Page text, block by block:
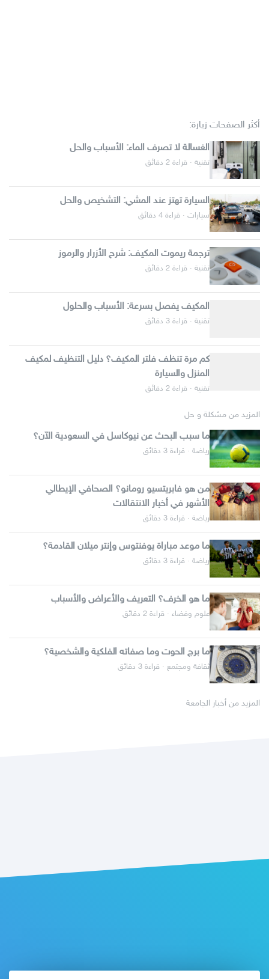
أكثر الصفحات زيارة:
الغسالة لا تصرف الماء: الأسباب والحل
تقنية · قراءة 2 دقائق
السيارة تهتز عند المشي: التشخيص والحل
سيارات · قراءة 4 دقائق
ترجمة ريموت المكيف: شرح الأزرار والرموز
تقنية · قراءة 2 دقائق
المكيف يفصل بسرعة: الأسباب والحلول
تقنية · قراءة 3 دقائق
كم مرة تنظف فلتر المكيف؟ دليل التنظيف لمكيف
المنزل والسيارة
تقنية · قراءة 2 دقائق
المزيد من مشكلة و حل
ما سبب البحث عن نيوكاسل في السعودية الآن؟
رياضة · قراءة 3 دقائق
من هو فابريتسيو رومانو؟ الصحافي الإيطالي
الأشهر في أخبار الانتقالات
رياضة · قراءة 3 دقائق
ما موعد مباراة يوفنتوس وإنتر ميلان القادمة؟
رياضة · قراءة 3 دقائق
ما هو الخرف؟ التعريف والأعراض والأسباب
علوم وفضاء · قراءة 2 دقائق
ما برج الحوت وما صفاته الفلكية والشخصية؟
ثقافة ومجتمع · قراءة 3 دقائق
المزيد من أخبار الجامعة